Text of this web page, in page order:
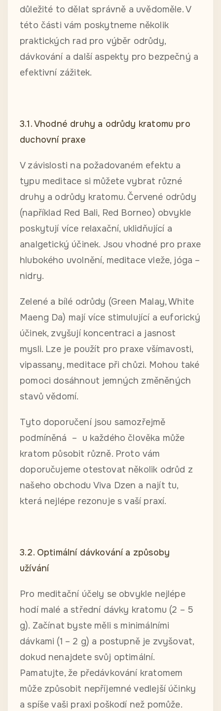
důležité to dělat správně a uvědoměle. V
této části vám poskytneme několik
praktických rad pro výběr odrůdy,
dávkování a další aspekty pro bezpečný a
efektivní zážitek.
3.1. Vhodné druhy a odrůdy kratomu pro
duchovní praxe
V závislosti na požadovaném efektu a
typu meditace si můžete vybrat různé
druhy a odrůdy kratomu. Červené odrůdy
(například Red Bali, Red Borneo) obvykle
poskytují více relaxační, uklidňující a
analgetický účinek. Jsou vhodné pro praxe
hlubokého uvolnění, meditace vleže, jóga –
nidry.
Zelené a bílé odrůdy (Green Malay, White
Maeng Da) mají více stimulující a euforický
účinek, zvyšují koncentraci a jasnost
mysli. Lze je použít pro praxe všímavosti,
vipassany, meditace při chůzi. Mohou také
pomoci dosáhnout jemných změněných
stavů vědomí.
Tyto doporučení jsou samozřejmě
podmíněná – u každého člověka může
kratom působit různě. Proto vám
doporučujeme otestovat několik odrůd z
našeho obchodu Viva Dzen a najít tu,
která nejlépe rezonuje s vaší praxí.
3.2. Optimální dávkování a způsoby
užívání
Pro meditační účely se obvykle nejlépe
hodí malé a střední dávky kratomu (2 – 5
g). Začínat byste měli s minimálními
dávkami (1 – 2 g) a postupně je zvyšovat,
dokud nenajdete svůj optimální.
Pamatujte, že předávkování kratomem
může způsobit nepříjemné vedlejší účinky
a spíše vaši praxi poškodí než pomůže.